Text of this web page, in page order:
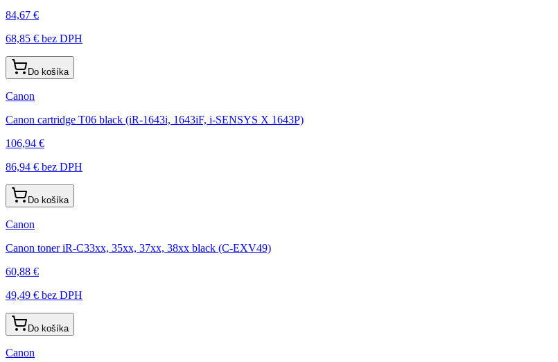
84,67 €
68,85 € bez DPH
Do košíka
Canon
Canon cartridge T06 black (iR-1643i, 1643iF, i-SENSYS X 1643P)
106,94 €
86,94 € bez DPH
Do košíka
Canon
Canon toner iR-C33xx, 35xx, 37xx, 38xx black (C-EXV49)
60,88 €
49,49 € bez DPH
Do košíka
Canon